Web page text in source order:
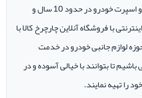
فروش لوازم جانبی و اسپرت خودرو در حدود 10 سال و
با فروشگاه آنلاین چارچرخ کالا با
لوازم جانبی خودرو در خدمت
باشیم تا بتوانند با خیالی آسوده و در
را تهیه نمایند.